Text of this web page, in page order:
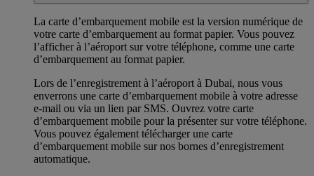
La carte d’embarquement mobile est la version numérique de
votre carte d’embarquement au format papier. Vous pouvez
l’afficher à l’aéroport sur votre téléphone, comme une carte
d’embarquement au format papier.
Lors de l’enregistrement à l’aéroport à Dubai, nous vous
enverrons une carte d’embarquement mobile à votre adresse
e-mail ou via un lien par SMS. Ouvrez votre carte
d’embarquement mobile pour la présenter sur votre téléphone.
Vous pouvez également télécharger une carte
d’embarquement mobile sur nos bornes d’enregistrement
automatique.